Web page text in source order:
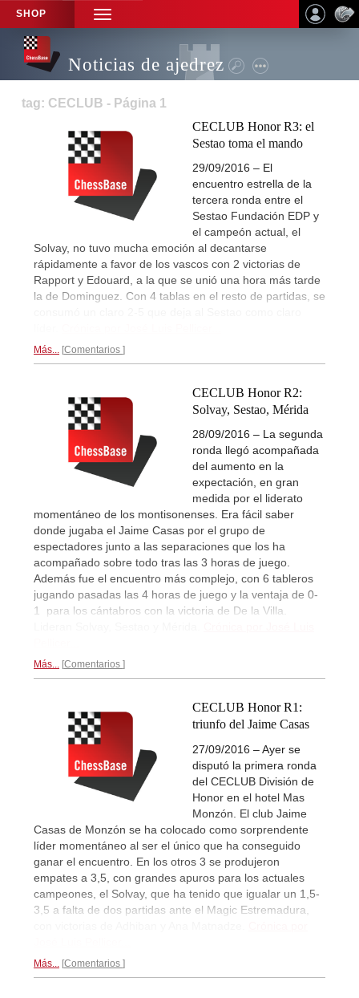
SHOP
TOGGLE
NAVIGATION
Noticias de ajedrez
tag: CECLUB - Página 1
CECLUB Honor R3: el
Sestao toma el mando
29/09/2016 – El
encuentro estrella de la
tercera ronda entre el
Sestao Fundación EDP y
el campeón actual, el
Solvay, no tuvo mucha emoción al decantarse
rápidamente a favor de los vascos con 2 victorias de
Rapport y Edouard, a la que se unió una hora más tarde
la de Dominguez. Con 4 tablas en el resto de partidas, se
Más... Comentarios
CECLUB Honor R2:
Solvay, Sestao, Mérida
28/09/2016 – La segunda
ronda llegó acompañada
del aumento en la
expectación, en gran
medida por el liderato
momentáneo de los montisonenses. Era fácil saber
donde jugaba el Jaime Casas por el grupo de
espectadores junto a las separaciones que los ha
acompañado sobre todo tras las 3 horas de juego.
Además fue el encuentro más complejo, con 6 tableros
jugando pasadas las 4 horas de juego y la ventaja de 0-
1 para los cántabros con la victoria de De la Villa.
Más... Comentarios
CECLUB Honor R1:
triunfo del Jaime Casas
27/09/2016 – Ayer se
disputó la primera ronda
del CECLUB División de
Honor en el hotel Mas
Monzón. El club Jaime
Casas de Monzón se ha colocado como sorprendente
líder momentáneo al ser el único que ha conseguido
ganar el encuentro. En los otros 3 se produjeron
empates a 3,5, con grandes apuros para los actuales
campeones, el Solvay, que ha tenido que igualar un 1,5-
3,5 a falta de dos partidas ante el Magic Estremadura,
Más... Comentarios